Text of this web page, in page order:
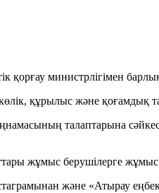
министрлігімен
құрылыс және
талаптарына
жұмыс берушілерге
және «Атырау